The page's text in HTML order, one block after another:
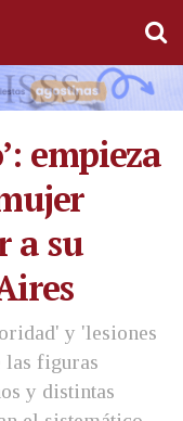
empieza
a su
y 'lesiones
las figuras
y distintas